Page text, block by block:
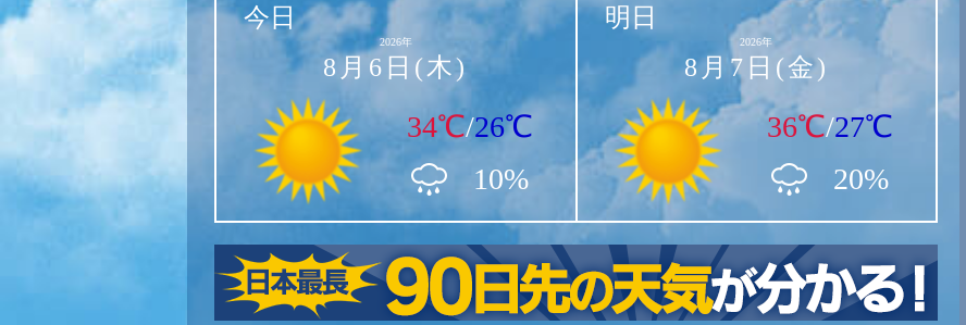
今日
2026年
8月6日(木)
34℃/26℃
10%
明日
2026年
8月7日(金)
36℃/27℃
20%